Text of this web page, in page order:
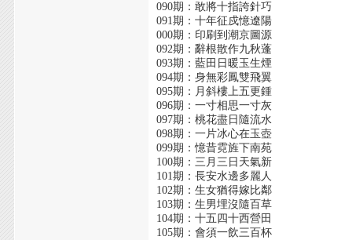
090期：敢將十指誇針巧
091期：十年征戍憶遼陽
000期：印刷到潮京圖源
092期：辭根散作九秋蓬
093期：藍田日暖玉生煙
094期：身無彩鳳雙飛翼
095期：月斜樓上五更鍾
096期：一寸相思一寸灰
097期：桃花盡日隨流水
098期：一片冰心在玉壺
099期：憶昔霓旌下南苑
100期：三月三日天氣新
101期：長安水邊多麗人
102期：生女猶得嫁比鄰
103期：生男埋沒隨百草
104期：十五四十西營田
105期：會須一飲三百杯